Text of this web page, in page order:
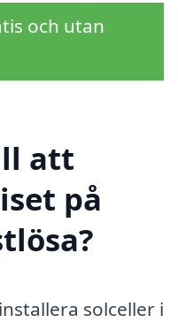
och utan
att
på
solceller i